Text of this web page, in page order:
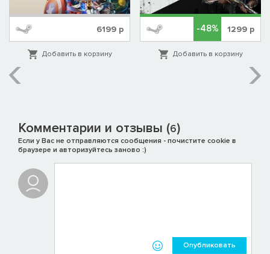
6199 р
Добавить в корзину
-48% 1299 р
Добавить в корзину
Комментарии и отзывы (6)
Если у Вас не отправляются сообщения - почистите cookie в
браузере и авторизуйтесь заново :)
Опубликовать